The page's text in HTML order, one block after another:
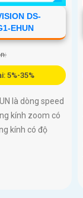
DS-
EHUN
5%-35%
là dòng speed
kính zoom có
kính có độ